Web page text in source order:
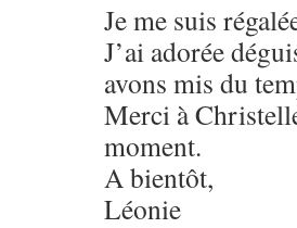
Je me suis
J’ai adorée
avons mis du
Merci à
moment.
A bientôt,
Léonie